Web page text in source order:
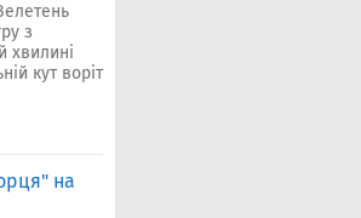
з
хвилині
кут воріт
на